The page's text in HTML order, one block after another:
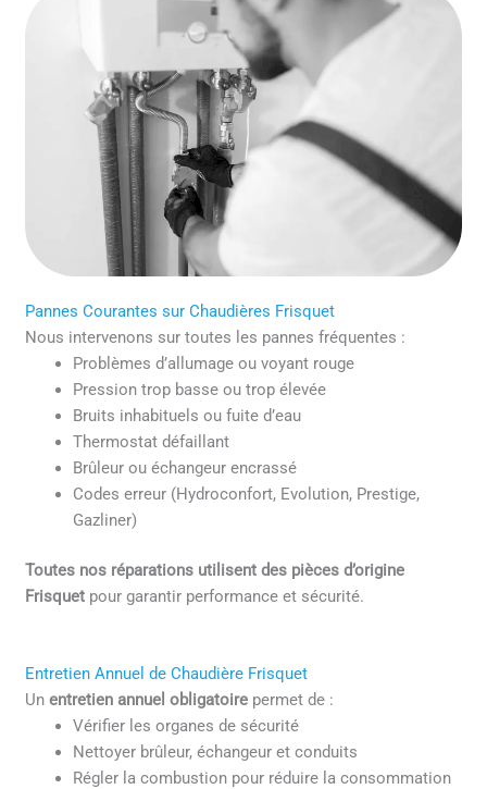
Pannes Courantes sur Chaudières Frisquet
Nous intervenons sur toutes les pannes fréquentes :
Problèmes d’allumage ou voyant rouge
Pression trop basse ou trop élevée
Bruits inhabituels ou fuite d’eau
Thermostat défaillant
Brûleur ou échangeur encrassé
Codes erreur (Hydroconfort, Evolution, Prestige,
Gazliner)
Toutes nos réparations utilisent des pièces d’origine
Frisquet pour garantir performance et sécurité.
Entretien Annuel de Chaudière Frisquet
Unentretien annuel obligatoire permet de :
Vérifier les organes de sécurité
Nettoyer brûleur, échangeur et conduits
Régler la combustion pour réduire la consommation